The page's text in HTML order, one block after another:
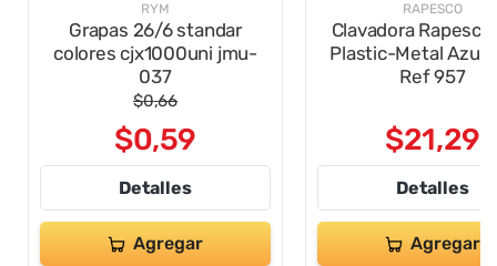
RYM
Grapas 26/6 standar
colores cjx1000uni jmu-
037
$0,66
$0,59
Detalles
Agregar
RAPESCO
Clavadora Rapesco
Plastic-Metal Azul-
Ref 957
$21,29
Detalles
Agregar